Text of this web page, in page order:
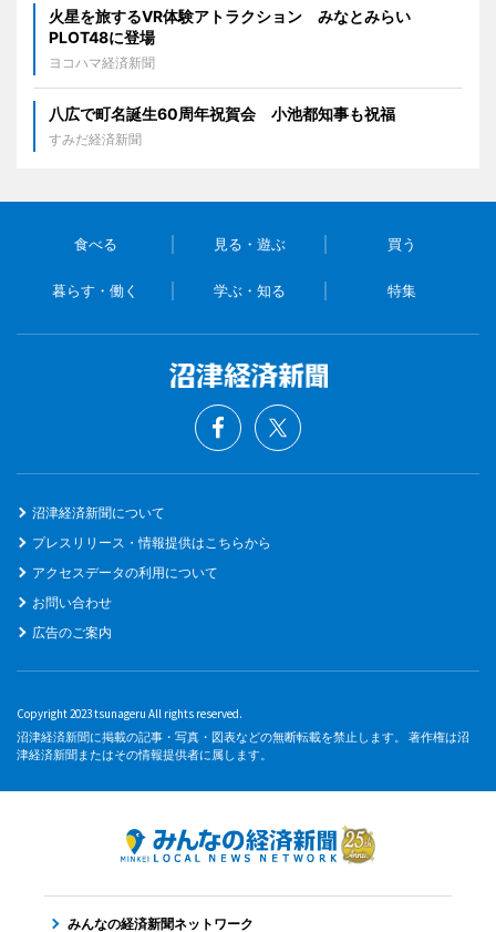
火星を旅するVR体験アトラクション みなとみらい
PLOT48に登場
ヨコハマ経済新聞
八広で町名誕生60周年祝賀会 小池都知事も祝福
すみだ経済新聞
食べる 見る・遊ぶ 買う
暮らす・働く 学ぶ・知る 特集
沼津経済新聞について
プレスリリース・情報提供はこちらから
アクセスデータの利用について
お問い合わせ
広告のご案内
Copyright 2023 tsunageru All rights reserved.
沼津経済新聞に掲載の記事・写真・図表などの無断転載を禁止します。 著作権は沼
津経済新聞またはその情報提供者に属します。
みんなの経済新聞ネットワーク